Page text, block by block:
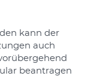
kann der
auch
beantragen